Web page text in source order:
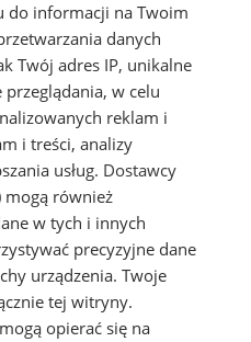
do informacji na Twoim
danych
Twój adres IP, unikalne
w celu
reklam i
i treści, analizy
usług. Dostawcy
mogą również
w tych i innych
precyzyjne dane
urządzenia. Twoje
tej witryny.
opierać się na